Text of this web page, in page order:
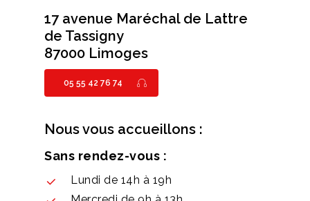
17 avenue Maréchal de Lattre
de Tassigny
87000 Limoges
05 55 42 76 74
Nous vous accueillons :
Sans rendez-vous :
Lundi de 14h à 19h